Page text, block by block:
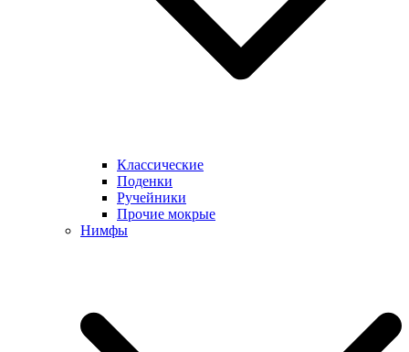
Классические
Поденки
Ручейники
Прочие мокрые
Нимфы